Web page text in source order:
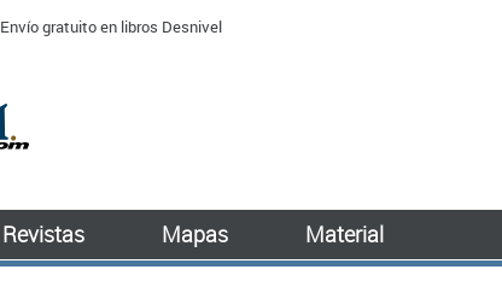
Envío gratuito en libros Desnivel
Revistas Mapas Material